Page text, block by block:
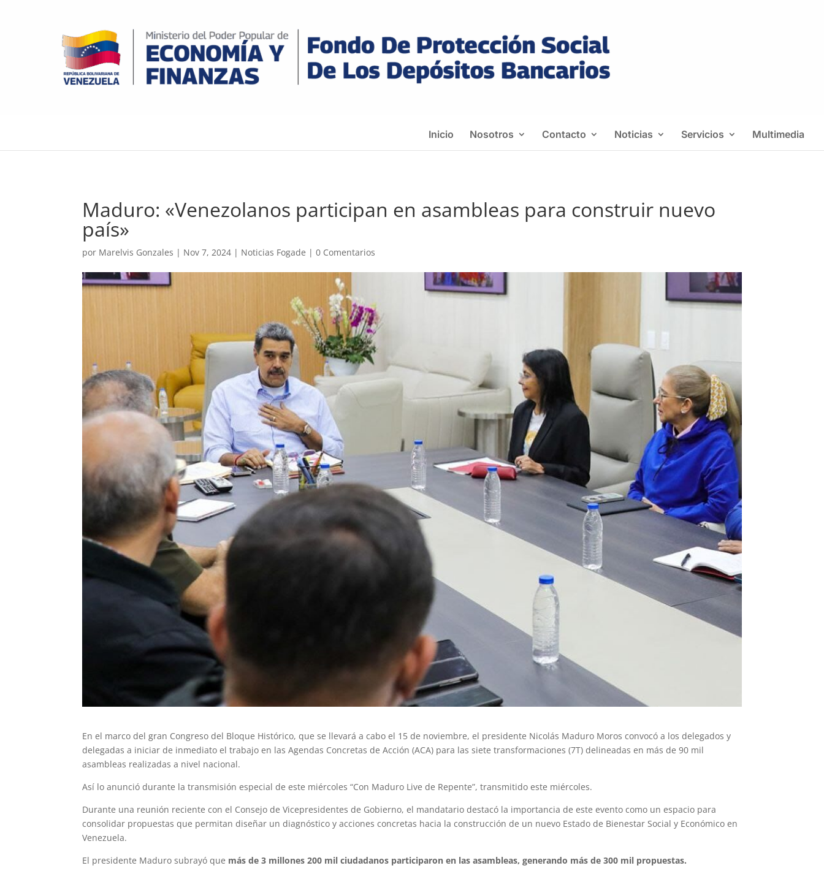
Inicio Nosotros Contacto Noticias Servicios Multimedia
Maduro: «Venezolanos participan en asambleas para construir nuevo
país»
por Marelvis Gonzales | Nov 7, 2024 | Noticias Fogade |0 Comentarios
En el marco del gran Congreso del Bloque Histórico, que se llevará a cabo el 15 de noviembre, el presidente Nicolás Maduro Moros convocó a los delegados y
delegadas a iniciar de inmediato el trabajo en las Agendas Concretas de Acción (ACA) para las siete transformaciones (7T) delineadas en más de 90 mil
asambleas realizadas a nivel nacional.
Así lo anunció durante la transmisión especial de este miércoles “Con Maduro Live de Repente”, transmitido este miércoles.
Durante una reunión reciente con el Consejo de Vicepresidentes de Gobierno, el mandatario destacó la importancia de este evento como un espacio para
consolidar propuestas que permitan diseñar un diagnóstico y acciones concretas hacia la construcción de un nuevo Estado de Bienestar Social y Económico en
Venezuela.
El presidente Maduro subrayó que más de 3 millones 200 mil ciudadanos participaron en las asambleas, generando más de 300 mil propuestas.